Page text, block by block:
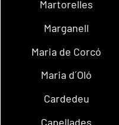
Martorelles
Marganell
Maria de Corcó
Maria d´Oló
Cardedeu
Capellades